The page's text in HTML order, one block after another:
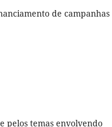
de campanhas
pelos temas envolvendo